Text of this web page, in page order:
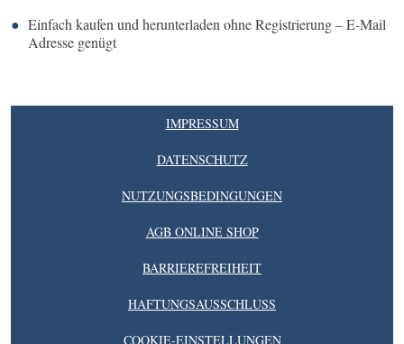
Einfach kaufen und herunterladen ohne Registrierung – E-Mail
Adresse genügt
IMPRESSUM
DATENSCHUTZ
NUTZUNGSBEDINGUNGEN
AGB ONLINE SHOP
BARRIEREFREIHEIT
HAFTUNGSAUSSCHLUSS
COOKIE-EINSTELLUNGEN